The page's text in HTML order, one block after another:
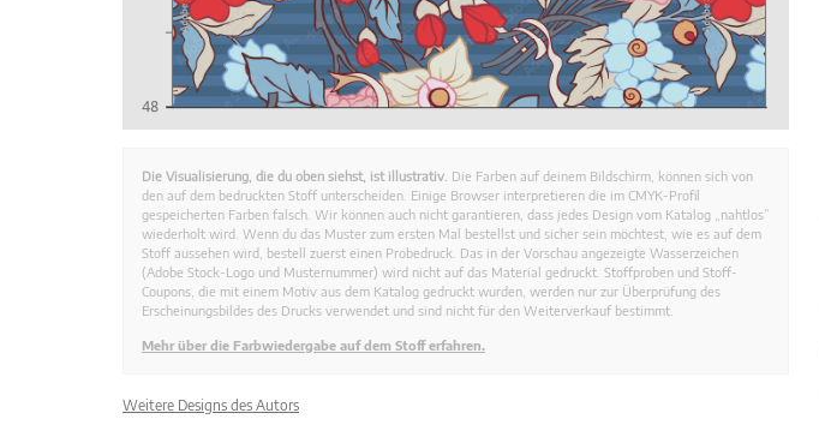
Die Visualisierung, die du oben siehst, ist illustrativ. Die Farben auf deinem Bildschirm, können sich von
den auf dem bedruckten Stoff unterscheiden. Einige Browser interpretieren die im CMYK-Profil
gespeicherten Farben falsch. Wir können auch nicht garantieren, dass jedes Design vom Katalog „nahtlos”
wiederholt wird. Wenn du das Muster zum ersten Mal bestellst und sicher sein möchtest, wie es auf dem
Stoff aussehen wird, bestell zuerst einen Probedruck. Das in der Vorschau angezeigte Wasserzeichen
(Adobe Stock-Logo und Musternummer) wird nicht auf das Material gedruckt. Stoffproben und Stoff-
Coupons, die mit einem Motiv aus dem Katalog gedruckt wurden, werden nur zur Überprüfung des
Erscheinungsbildes des Drucks verwendet und sind nicht für den Weiterverkauf bestimmt.
Mehr über die Farbwiedergabe auf dem Stoff erfahren.
Weitere Designs des Autors